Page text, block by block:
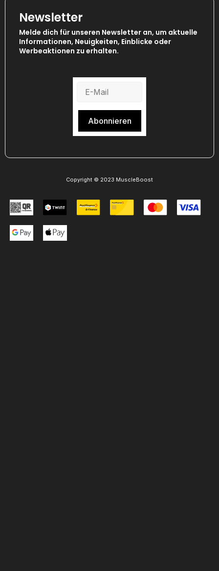
Newsletter
Melde dich für unseren Newsletter an, um aktuelle
Informationen, Neuigkeiten, Einblicke oder
Werbeaktionen zu erhalten.
Abonnieren
Copyright © 2023 MuscleBoost